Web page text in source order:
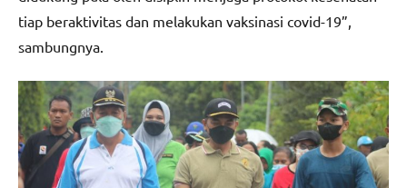
tiap beraktivitas dan melakukan vaksinasi covid-19”,
sambungnya.